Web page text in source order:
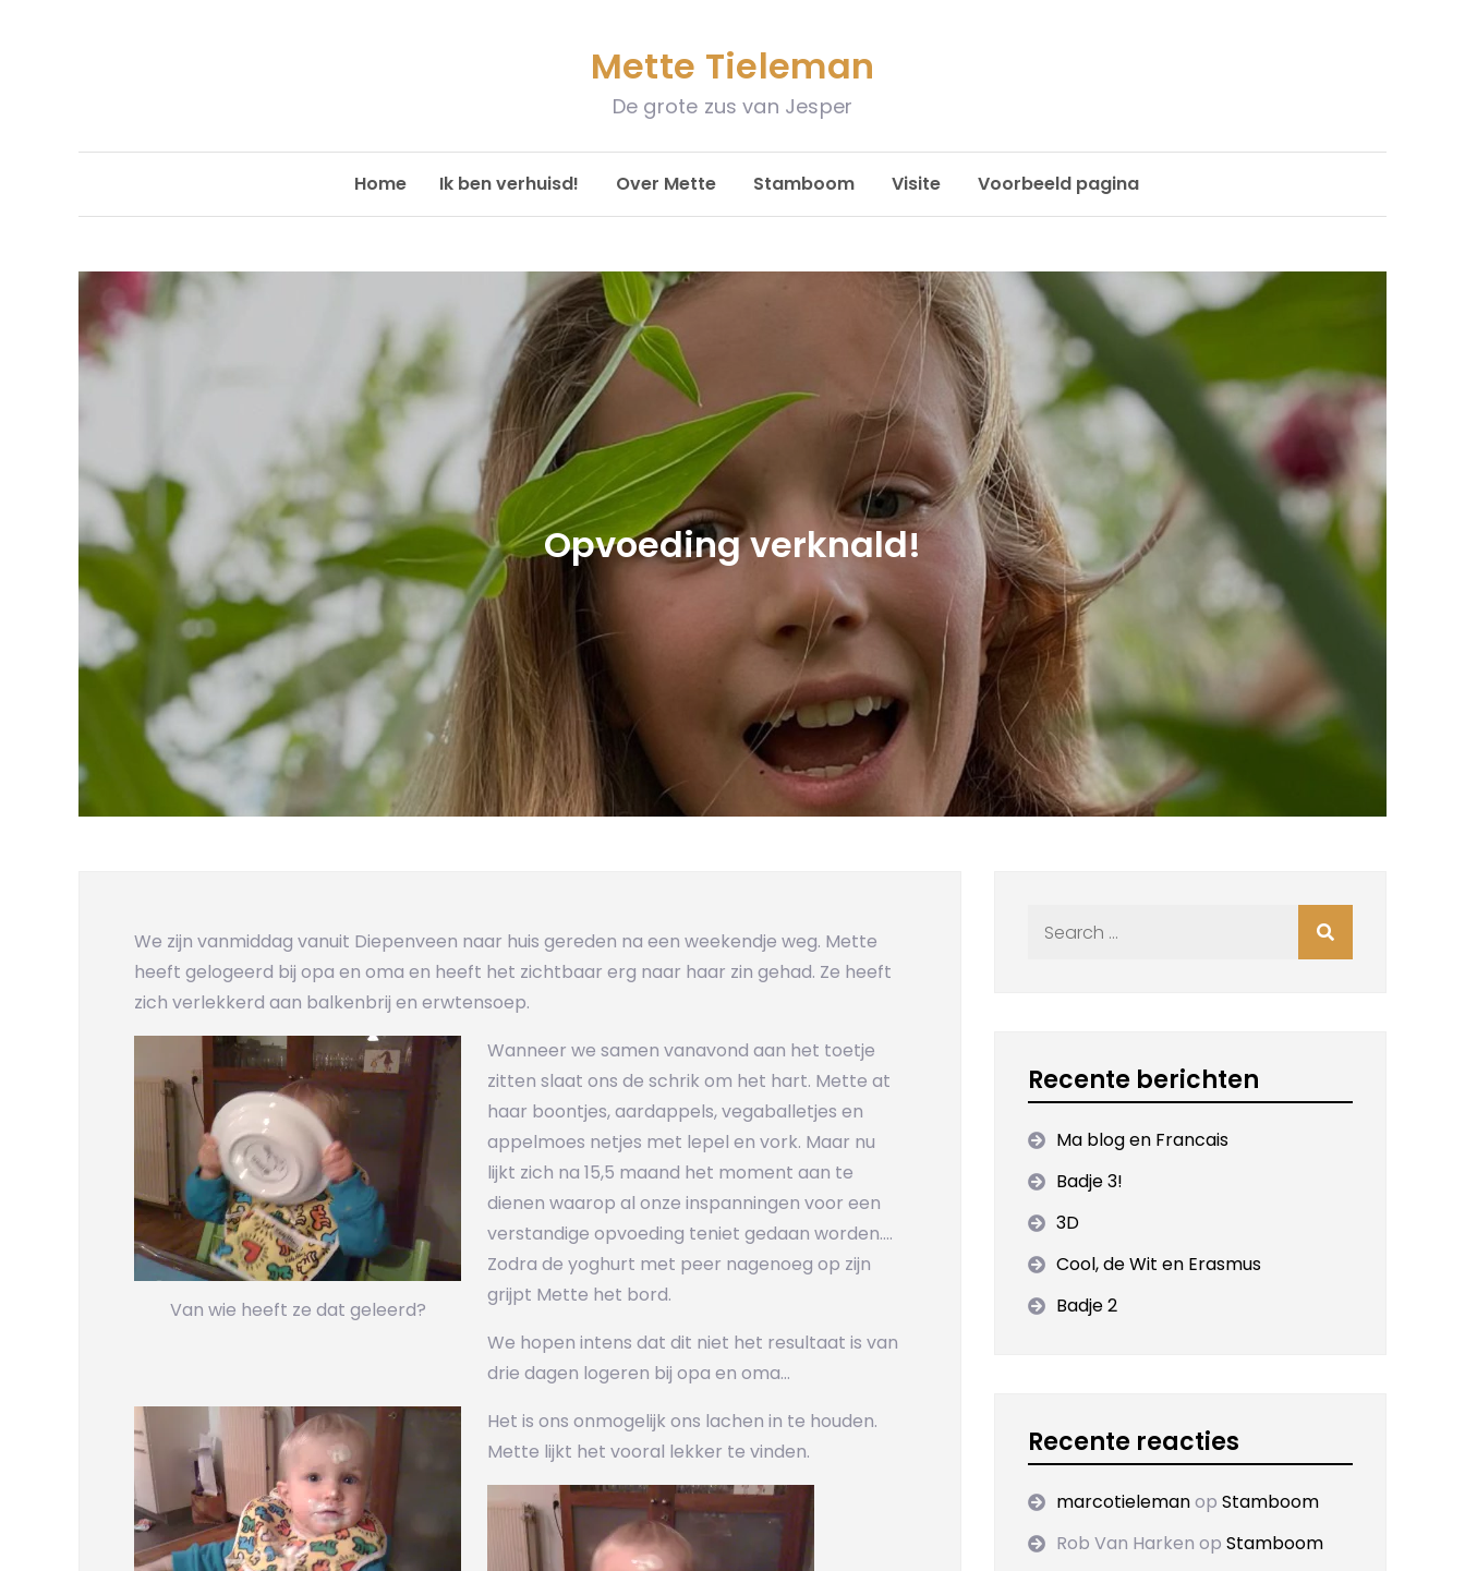
Mette Tieleman
De grote zus van Jesper
Home Ik ben verhuisd! Over Mette Stamboom Visite Voorbeeld pagina
Opvoeding verknald!
We zijn vanmiddag vanuit Diepenveen naar huis gereden na een weekendje weg. Mette
heeft gelogeerd bij opa en oma en heeft het zichtbaar erg naar haar zin gehad. Ze heeft
zich verlekkerd aan balkenbrij en erwtensoep.
Van wie heeft ze dat geleerd?
Wanneer we samen vanavond aan het toetje
zitten slaat ons de schrik om het hart. Mette at
haar boontjes, aardappels, vegaballetjes en
appelmoes netjes met lepel en vork. Maar nu
lijkt zich na 15,5 maand het moment aan te
dienen waarop al onze inspanningen voor een
verstandige opvoeding teniet gedaan worden….
Zodra de yoghurt met peer nagenoeg op zijn
grijpt Mette het bord.
We hopen intens dat dit niet het resultaat is van
drie dagen logeren bij opa en oma…
Het is ons onmogelijk ons lachen in te houden.
Mette lijkt het vooral lekker te vinden.
Recente berichten
Ma blog en Francais
Badje 3!
3D
Cool, de Wit en Erasmus
Badje 2
Recente reacties
marcotielemanop Stamboom
Rob Van Harken op Stamboom